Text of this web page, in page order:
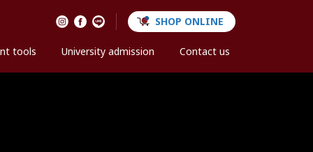
SHOP ONLINE
tools University admission Contact us